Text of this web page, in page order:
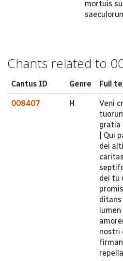
mortuis
Chants related to
Cantus ID Genre Full
008407 H
Veni
gratia
| Qui
dei
dei tu
nostri